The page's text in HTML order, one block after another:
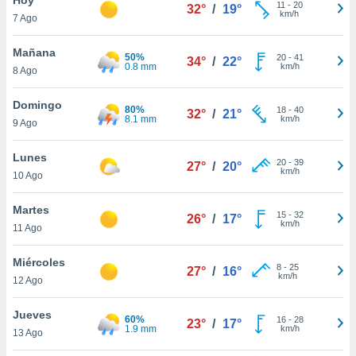
y
en
más
de
7 Ago
32° / 19° 11 - 20
km/h
Mañana
8 Ago
50%
0.8 mm
34° / 22° 20- 41
km/h
Domingo
9 Ago
80%
8.1 mm
32° / 21° 18- 40
km/h
Lunes
10 Ago
27° / 20° 20- 39
km/h
Martes
11 Ago
26° / 17° 15- 32
km/h
Miércoles
12 Ago
27° / 16° 8- 25
km/h
Jueves
13 Ago
60%
1.9 mm
23° / 17° 16- 28
km/h